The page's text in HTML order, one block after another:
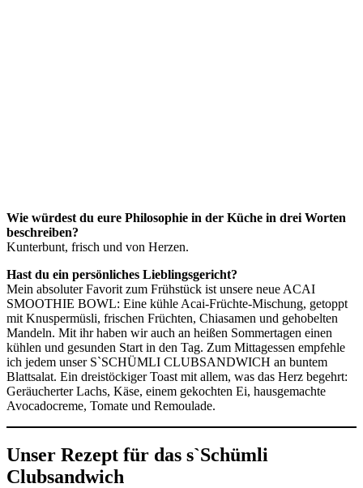
Wie würdest du eure Philosophie in der Küche in drei Worten
beschreiben?
Kunterbunt, frisch und von Herzen.
Hast du ein persönliches Lieblingsgericht?
Mein absoluter Favorit zum Frühstück ist unsere neue ACAI
SMOOTHIE BOWL: Eine kühle Acai-Früchte-Mischung, getoppt
mit Knuspermüsli, frischen Früchten, Chiasamen und gehobelten
Mandeln. Mit ihr haben wir auch an heißen Sommertagen einen
kühlen und gesunden Start in den Tag. Zum Mittagessen empfehle
ich jedem unser S`SCHÜMLI CLUBSANDWICH an buntem
Blattsalat. Ein dreistöckiger Toast mit allem, was das Herz begehrt:
Geräucherter Lachs, Käse, einem gekochten Ei, hausgemachte
Avocadocreme, Tomate und Remoulade.
Unser Rezept für das s`Schümli
Clubsandwich